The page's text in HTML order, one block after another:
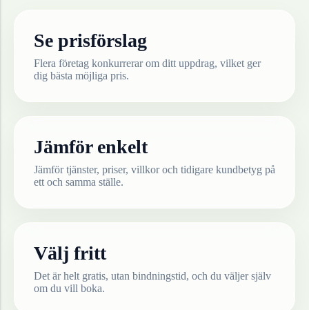
Se prisförslag
Flera företag konkurrerar om ditt uppdrag, vilket ger
dig bästa möjliga pris.
Jämför enkelt
Jämför tjänster, priser, villkor och tidigare kundbetyg på
ett och samma ställe.
Välj fritt
Det är helt gratis, utan bindningstid, och du väljer själv
om du vill boka.